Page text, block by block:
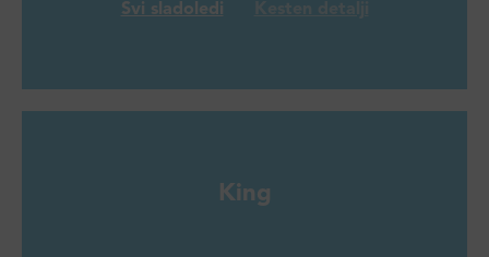
Svi sladoledi
King